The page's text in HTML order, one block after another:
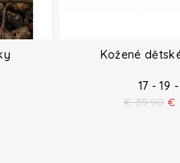
Kožené
17 - 19
€ 39.90 €